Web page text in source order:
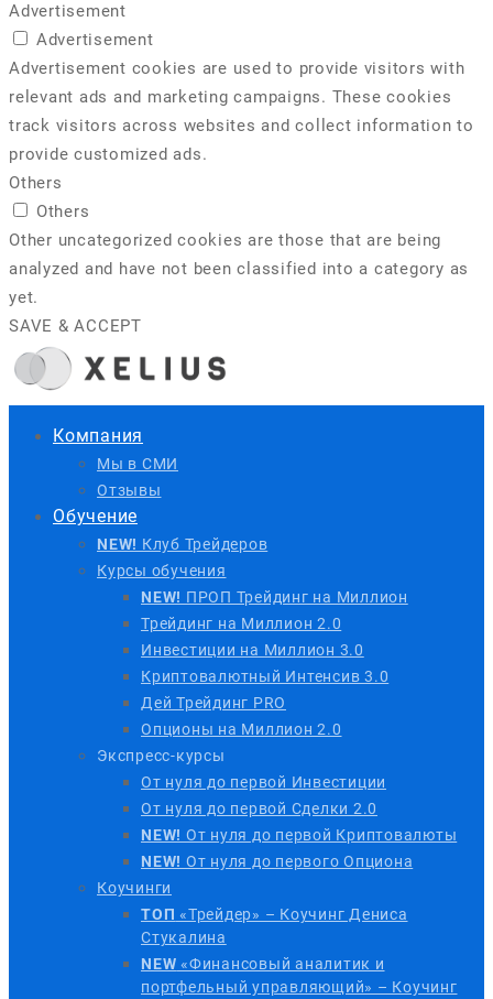
Advertisement
Advertisement
Advertisement cookies are used to provide visitors with
relevant ads and marketing campaigns. These cookies
track visitors across websites and collect information to
provide customized ads.
Others
Others
Other uncategorized cookies are those that are being
analyzed and have not been classified into a category as
yet.
SAVE & ACCEPT
Компания
Мы в СМИ
Отзывы
Обучение
NEW! Клуб Трейдеров
Курсы обучения
NEW! ПРОП Трейдинг на Миллион
Трейдинг на Миллион 2.0
Инвестиции на Миллион 3.0
Криптовалютный Интенсив 3.0
Дей Трейдинг PRO
Опционы на Миллион 2.0
Экспресс-курсы
От нуля до первой Инвестиции
От нуля до первой Сделки 2.0
NEW! От нуля до первой Криптовалюты
NEW! От нуля до первого Опциона
Коучинги
ТОП «Трейдер» – Коучинг Дениса
Стукалина
NEW «Финансовый аналитик и
портфельный управляющий» – Коучинг